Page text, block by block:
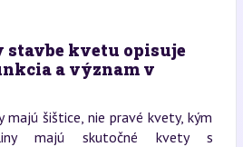
stavbe kvetu opisuje
a význam v
majú šištice, nie pravé kvety, kým
majú skutočné kvety s